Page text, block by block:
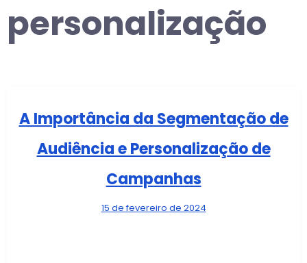
personalização
A Importância da Segmentação de
Audiência e Personalização de
Campanhas
15 de fevereiro de 2024